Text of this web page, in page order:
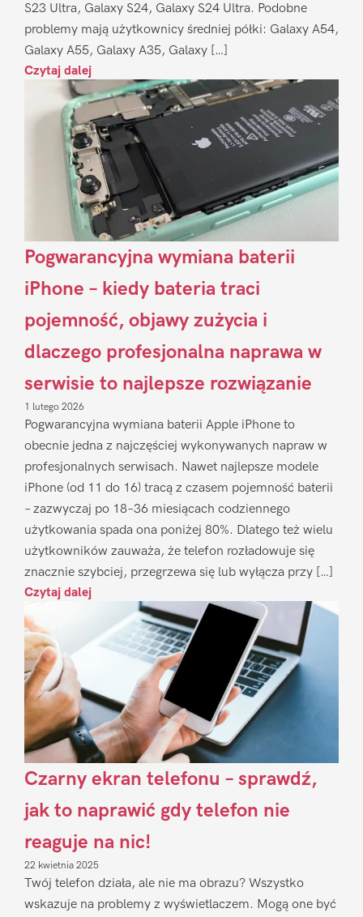
S23 Ultra, Galaxy S24, Galaxy S24 Ultra. Podobne
problemy mają użytkownicy średniej półki: Galaxy A54,
Galaxy A55, Galaxy A35, Galaxy […]
Czytaj dalej
Pogwarancyjna wymiana baterii
iPhone – kiedy bateria traci
pojemność, objawy zużycia i
dlaczego profesjonalna naprawa w
serwisie to najlepsze rozwiązanie
1 lutego 2026
Pogwarancyjna wymiana baterii Apple iPhone to
obecnie jedna z najczęściej wykonywanych napraw w
profesjonalnych serwisach. Nawet najlepsze modele
iPhone (od 11 do 16) tracą z czasem pojemność baterii
– zazwyczaj po 18–36 miesiącach codziennego
użytkowania spada ona poniżej 80%. Dlatego też wielu
użytkowników zauważa, że telefon rozładowuje się
znacznie szybciej, przegrzewa się lub wyłącza przy […]
Czytaj dalej
Czarny ekran telefonu – sprawdź,
jak to naprawić gdy telefon nie
reaguje na nic!
22 kwietnia 2025
Twój telefon działa, ale nie ma obrazu? Wszystko
wskazuje na problemy z wyświetlaczem. Mogą one być